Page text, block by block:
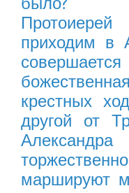
приходим в
крестных
другой от
маршируют